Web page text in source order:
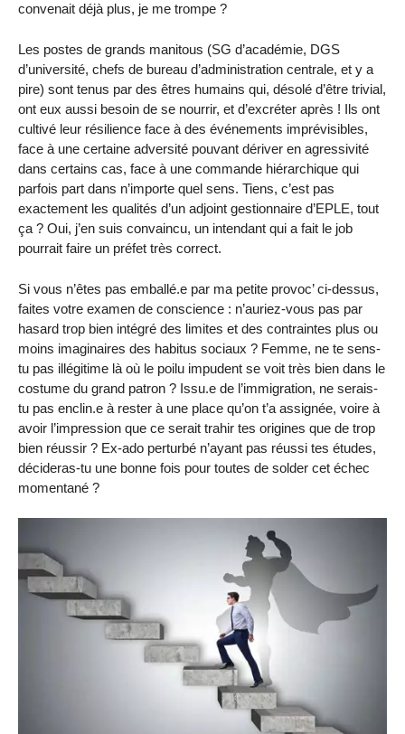
convenait déjà plus, je me trompe ?
Les postes de grands manitous (SG d’académie, DGS
d’université, chefs de bureau d’administration centrale, et y a
pire) sont tenus par des êtres humains qui, désolé d’être trivial,
ont eux aussi besoin de se nourrir, et d’excréter après ! Ils ont
cultivé leur résilience face à des événements imprévisibles,
face à une certaine adversité pouvant dériver en agressivité
dans certains cas, face à une commande hiérarchique qui
parfois part dans n’importe quel sens. Tiens, c’est pas
exactement les qualités d’un adjoint gestionnaire d’EPLE, tout
ça ? Oui, j’en suis convaincu, un intendant qui a fait le job
pourrait faire un préfet très correct.
Si vous n’êtes pas emballé.e par ma petite provoc’ ci-dessus,
faites votre examen de conscience : n’auriez-vous pas par
hasard trop bien intégré des limites et des contraintes plus ou
moins imaginaires des habitus sociaux ? Femme, ne te sens-
tu pas illégitime là où le poilu impudent se voit très bien dans le
costume du grand patron ? Issu.e de l’immigration, ne serais-
tu pas enclin.e à rester à une place qu’on t’a assignée, voire à
avoir l’impression que ce serait trahir tes origines que de trop
bien réussir ? Ex-ado perturbé n’ayant pas réussi tes études,
décideras-tu une bonne fois pour toutes de solder cet échec
momentané ?